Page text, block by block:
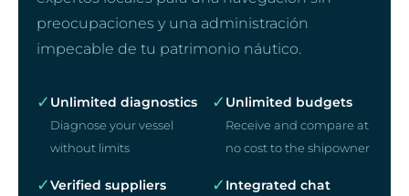
preocupaciones y una administración
impecable de tu patrimonio náutico.
✓ Unlimited diagnostics
Diagnose your vessel
without limits
✓ Unlimited budgets
Receive and compare at
no cost to the shipowner
✓Verified suppliers ✓ Integrated chat